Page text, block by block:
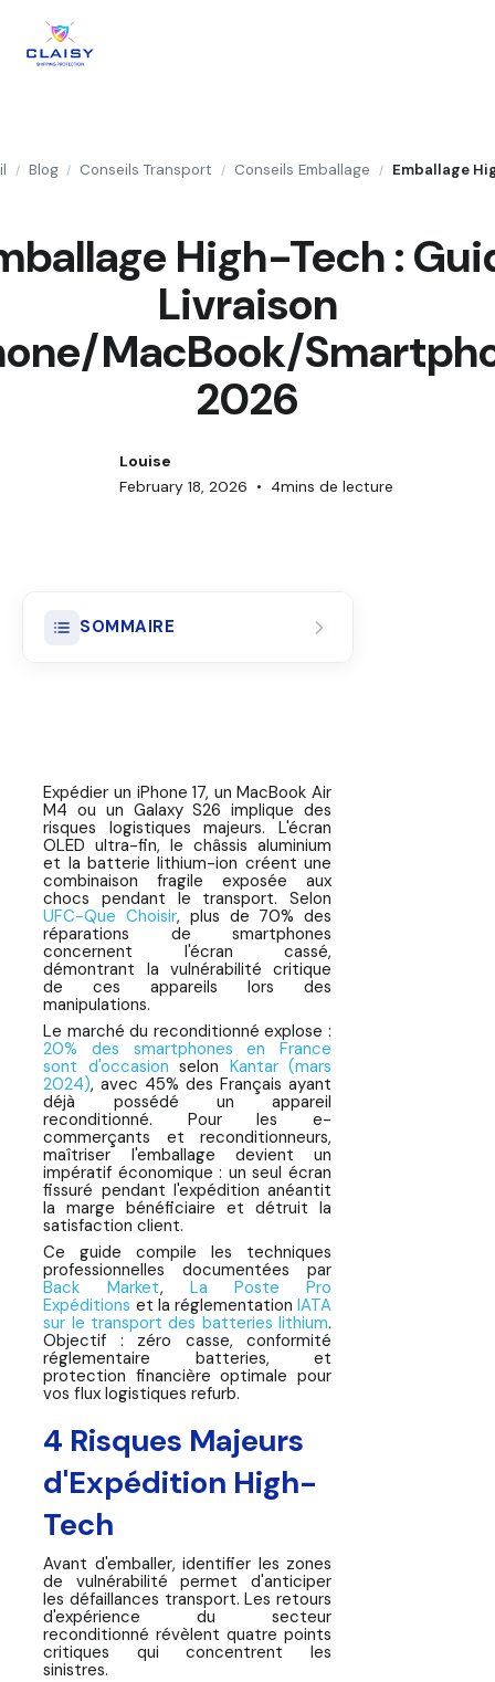
/ Blog / Conseils Transport / Conseils Emballage /
High-Tech :
Livraison
MacBook/
2026
Louise
February 18, 2026 • 4mins de lecture
SOMMAIRE
📱 Standards d'emballage :
Appareils High-Tech
💻 9 Étapes pour Emballer
Parfaitement Ton High-Tech
Réglementation Transport des
Batteries Lithium-Ion
Que Faire Si Ton High-Tech Arrive
Endommagé ?
🛡️ Comparatif Assurance
Expédition : High-Tech
Pour aller plus loin
Expédier un iPhone 17, un MacBook Air
M4 ou un Galaxy S26 implique des
risques logistiques majeurs. L'écran
OLED ultra-fin, le châssis aluminium
et la batterie lithium-ion créent une
combinaison fragile exposée aux
chocs pendant le transport. Selon
UFC-Que Choisir, plus de 70% des
réparations de smartphones
concernent l'écran cassé,
démontrant la vulnérabilité critique
de ces appareils lors des
manipulations.
Le marché du reconditionné explose :
20% des smartphones en France
sont d'occasion selon Kantar (mars
2024), avec 45% des Français ayant
déjà possédé un appareil
reconditionné. Pour les e-
commerçants et reconditionneurs,
maîtriser l'emballage devient un
impératif économique : un seul écran
fissuré pendant l'expédition anéantit
la marge bénéficiaire et détruit la
satisfaction client.
Ce guide compile les techniques
professionnelles documentées par
Back Market, La Poste Pro
Expéditions et la réglementation IATA
sur le transport des batteries lithium.
Objectif : zéro casse, conformité
réglementaire batteries, et
protection financière optimale pour
vos flux logistiques refurb.
4 Risques Majeurs
d'Expédition High-
Tech
Avant d'emballer, identifier les zones
de vulnérabilité permet d'anticiper
les défaillances transport. Les retours
d'expérience du secteur
reconditionné révèlent quatre points
critiques qui concentrent les
sinistres.